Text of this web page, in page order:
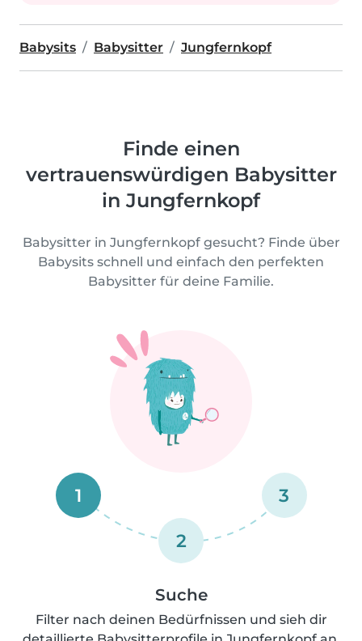
Babysits Babysitter Jungfernkopf
Finde einen
vertrauenswürdigen Babysitter
in Jungfernkopf
Babysitter in Jungfernkopf gesucht? Finde über
Babysits schnell und einfach den perfekten
Babysitter für deine Familie.
1
2
3
Suche
Filter nach deinen Bedürfnissen und sieh dir